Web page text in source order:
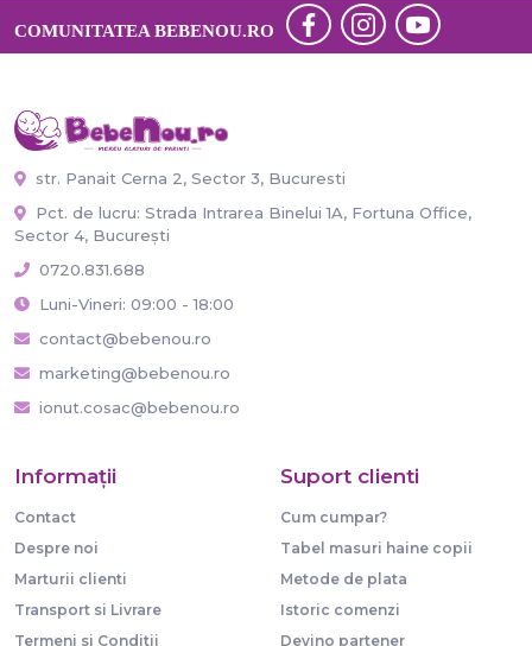
COMUNITATEA BEBENOU.RO
str. Panait Cerna 2, Sector 3, Bucuresti
Pct. de lucru: Strada Intrarea Binelui 1A, Fortuna Office,
Sector 4, București
0720.831.688
Luni-Vineri: 09:00 - 18:00
contact@bebenou.ro
marketing@bebenou.ro
ionut.cosac@bebenou.ro
Informaţii
Contact
Despre noi
Marturii clienti
Transport si Livrare
Termeni si Conditii
Suport clienti
Cum cumpar?
Tabel masuri haine copii
Metode de plata
Istoric comenzi
Devino partener